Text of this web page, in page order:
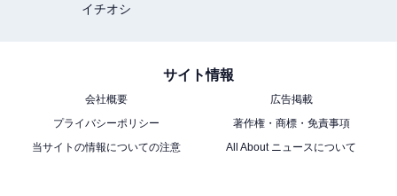
イチオシ
サイト情報
会社概要
広告掲載
プライバシーポリシー
著作権・商標・免責事項
当サイトの情報についての注意
All About ニュースについて